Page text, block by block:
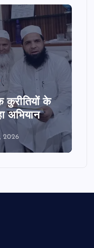
कुरीतियों के
अभियान
2026